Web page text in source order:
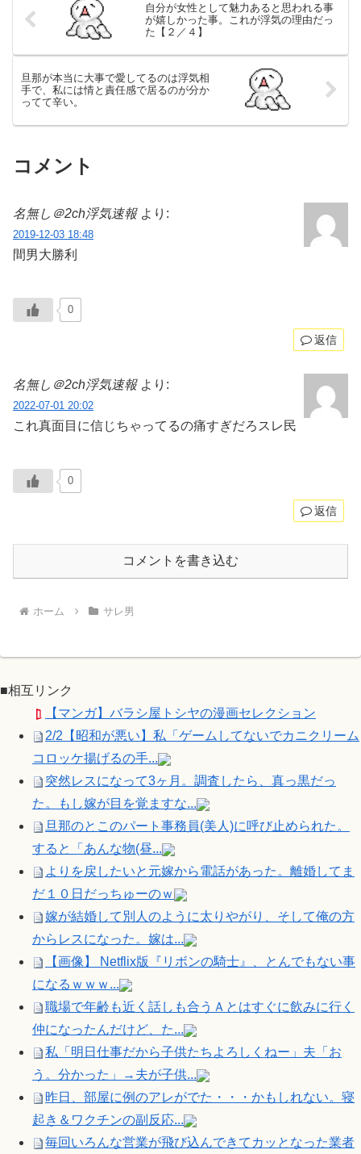
自分が女性として魅力あると思われる事
が嬉しかった事。これが浮気の理由だっ
た【２／４】
旦那が本当に大事で愛してるのは浮気相
手で、私には情と責任感で居るのが分か
ってて辛い。
コメント
名無し＠2ch浮気速報 より:
2019-12-03 18:48
間男大勝利
0
返信
名無し＠2ch浮気速報 より:
2022-07-01 20:02
これ真面目に信じちゃってるの痛すぎだろスレ民
0
返信
コメントを書き込む
ホーム サレ男
■相互リンク
【マンガ】バラシ屋トシヤの漫画セレクション
2/2【昭和が悪い】私「ゲームしてないでカニクリーム
コロッケ揚げるの手...
突然レスになって3ヶ月。調査したら、真っ黒だっ
た。もし嫁が目を覚ますな...
旦那のとこのパート事務員(美人)に呼び止められた。
すると「あんな物(昼...
よりを戻したいと元嫁から電話があった。離婚してま
だ１０日だっちゅーのｗ
嫁が結婚して別人のように太りやがり、そして俺の方
からレスになった。嫁は...
【画像】 Netflix版『リボンの騎士』、とんでもない事
になるｗｗｗ...
職場で年齢も近く話しも合うＡとはすぐに飲みに行く
仲になったんだけど、た...
私「明日仕事だから子供たちよろしくねー」夫「お
う。分かった」→夫が子供...
昨日、部屋に例のアレがでた・・・かもしれない。寝
起き＆ワクチンの副反応...
毎回いろんな営業が飛び込んできてカッとなった業者